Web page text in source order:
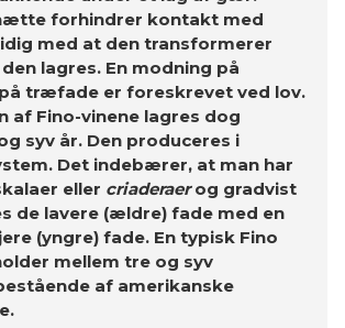
forhindrer kontakt med
med at den transformerer
lagres. En modning på
træfade er foreskrevet ved lov.
af ​​Fino-vinene lagres dog
syv år. Den produceres i
Det indebærer, at man har
eller criaderaerog gradvist
de lavere (ældre) fade med en
(yngre) fade. En typisk Fino
mellem tre og syv
af amerikanske